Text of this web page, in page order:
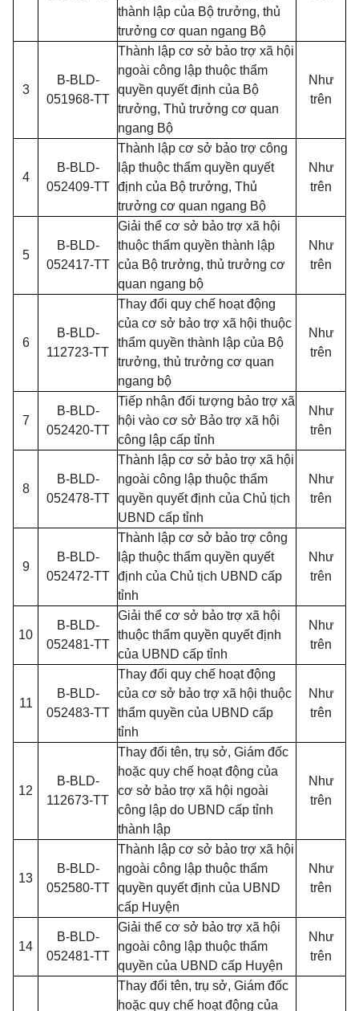
thành lập của Bộ trưởng, thủ
trưởng cơ quan ngang Bộ
3
B-BLD-
051968-TT
Thành lập cơ sở bảo trợ xã hội
ngoài công lập thuộc thẩm
quyền quyết định của Bộ
trưởng, Thủ trưởng cơ quan
ngang Bộ
Như
trên
4
B-BLD-
052409-TT
Thành lập cơ sở bảo trợ công
lập thuộc thẩm quyền quyết
định của Bộ trưởng, Thủ
trưởng cơ quan ngang Bộ
Như
trên
5
B-BLD-
052417-TT
Giải thể cơ sở bảo trợ xã hội
thuộc thẩm quyền thành lập
của Bộ trưởng, thủ trưởng cơ
quan ngang bộ
Như
trên
6
B-BLD-
112723-TT
Thay đổi quy chế hoạt động
của cơ sở bảo trợ xã hội thuộc
thẩm quyền thành lập của Bộ
trưởng, thủ trưởng cơ quan
ngang bộ
Như
trên
7
B-BLD-
052420-TT
Tiếp nhận đối tượng bảo trợ xã
hội vào cơ sở Bảo trợ xã hội
công lập cấp tỉnh
Như
trên
8
B-BLD-
052478-TT
Thành lập cơ sở bảo trợ xã hội
ngoài công lập thuộc thẩm
quyền quyết định của Chủ tịch
UBND cấp tỉnh
Như
trên
9
B-BLD-
052472-TT
Thành lập cơ sở bảo trợ công
lập thuộc thẩm quyền quyết
định của Chủ tịch UBND cấp
tỉnh
Như
trên
10
B-BLD-
052481-TT
Giải thể cơ sở bảo trợ xã hội
thuộc thẩm quyền quyết định
của UBND cấp tỉnh
Như
trên
11
B-BLD-
052483-TT
Thay đổi quy chế hoạt động
của cơ sở bảo trợ xã hội thuộc
thẩm quyền của UBND cấp
tỉnh
Như
trên
12
B-BLD-
112673-TT
Thay đổi tên, trụ sở, Giám đốc
hoặc quy chế hoạt động của
cơ sở bảo trợ xã hội ngoài
công lập do UBND cấp tỉnh
thành lập
Như
trên
13
B-BLD-
052580-TT
Thành lập cơ sở bảo trợ xã hội
ngoài công lập thuộc thẩm
quyền quyết định của UBND
cấp Huyện
Như
trên
14
B-BLD-
052481-TT
Giải thể cơ sở bảo trợ xã hội
ngoài công lập thuộc thẩm
quyền của UBND cấp Huyện
Như
trên
Thay đổi tên, trụ sở, Giám đốc
hoặc quy chế hoạt động của